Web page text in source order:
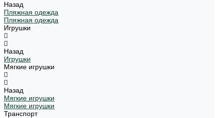
Назад
Пляжная одежда
Пляжная одежда
Игрушки
Назад
Игрушки
Мягкие игрушки
Назад
Мягкие игрушки
Мягкие игрушки
Транспорт